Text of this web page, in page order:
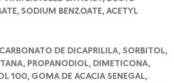
SODIUM BENZOATE, ACETYL
DE DICAPRILILA, SORBITOL,
PROPANODIOL, DIMETICONA,
100, GOMA DE ACACIA SENEGAL,